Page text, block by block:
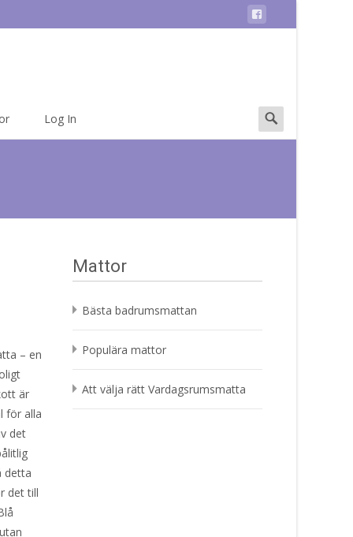
Log In
Search
for:
– en
är
för alla
det
detta
det till
Mattor
Bästa badrumsmattan
Populära mattor
Att välja rätt Vardagsrumsmatta